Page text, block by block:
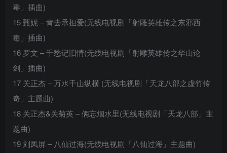
毒」插曲)
15 甄妮 – 肯去承担爱(无线电视剧「射雕英雄传之东邪西
毒」插曲)
16 罗文 – 千愁记旧情(无线电视剧「射雕英雄传之华山论
剑」插曲)
17 关正杰 – 万水千山纵横 (无线电视剧「天龙八部之虚竹传
奇」主题曲)
18 关正杰&关菊英 – 俩忘烟水里(无线电视剧「天龙八部」主
题曲)
19 刘凤屏 – 八仙过海(无线电视剧「八仙过海」主题曲)